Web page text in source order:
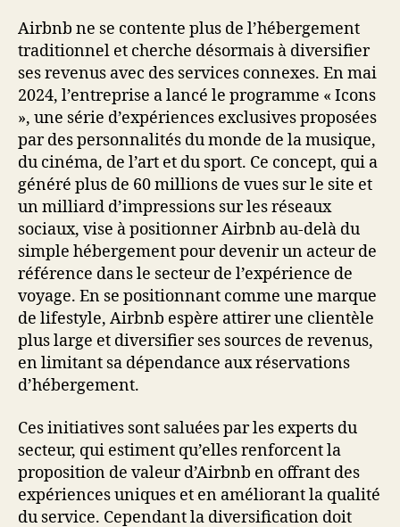
Airbnb ne se contente plus de l’hébergement
traditionnel et cherche désormais à diversifier
ses revenus avec des services connexes. En mai
2024, l’entreprise a lancé le programme « Icons
», une série d’expériences exclusives proposées
par des personnalités du monde de la musique,
du cinéma, de l’art et du sport. Ce concept, qui a
généré plus de 60 millions de vues sur le site et
un milliard d’impressions sur les réseaux
sociaux, vise à positionner Airbnb au-delà du
simple hébergement pour devenir un acteur de
référence dans le secteur de l’expérience de
voyage. En se positionnant comme une marque
de lifestyle, Airbnb espère attirer une clientèle
plus large et diversifier ses sources de revenus,
en limitant sa dépendance aux réservations
d’hébergement.
Ces initiatives sont saluées par les experts du
secteur, qui estiment qu’elles renforcent la
proposition de valeur d’Airbnb en offrant des
expériences uniques et en améliorant la qualité
du service. Cependant la diversification doit